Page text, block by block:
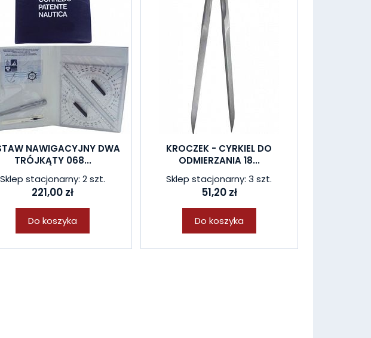
NAWIGACYJNY DWA
TRÓJKĄTY 068...
Sklep stacjonarny: 2 szt.
221,00 zł
Do koszyka
KROCZEK - CYRKIEL DO
ODMIERZANIA 18...
Sklep stacjonarny: 3 szt.
51,20 zł
Do koszyka